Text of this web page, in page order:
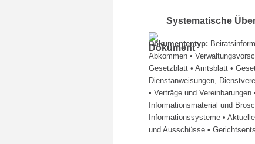
Systematische
Dokumententyp:
Abkommen •
Gesetzblatt • Amtsblatt •
Dienstanweisungen,
• Verträge und Vereinbarungen
Informationsmaterial und
Informationssysteme •
und Ausschüsse •